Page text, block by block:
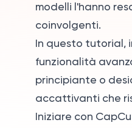
modelli l'hanno
coinvolgenti.
In questo tutorial,
funzionalità
principiante o
accattivanti che
Iniziare con